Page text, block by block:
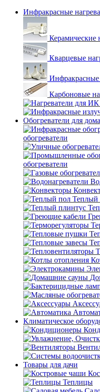
Инфракрасные
Керамические
Кварцевые
Карбоновые
Обогреватели для
обогреватели
обогреватели
Теплый
Климатическое
Товары для дачи
Теплицы